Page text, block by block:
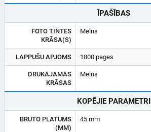
ĪPAŠĪBAS
FOTO TINTES
KRĀSA(S)
Melns
LAPPUŠU APJOMS 1800 pages
DRUKĀJAMĀS
KRĀSAS
Melns
KOPĒJIE PARAMETRI
BRUTO PLATUMS
(MM)
45 mm